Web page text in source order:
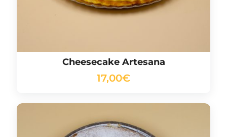
Cheesecake Artesana
17,00€